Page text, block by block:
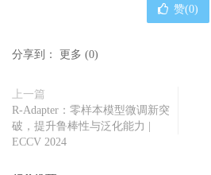
赞(0)
分享到： 更多 (0)
上一篇
R-Adapter：零样本模型微调新突
破，提升鲁棒性与泛化能力 |
ECCV 2024